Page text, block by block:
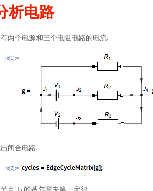
析电路
两个电源和三个电阻电路的电流.
In[1]:=
闭合电路.
In[2]:=